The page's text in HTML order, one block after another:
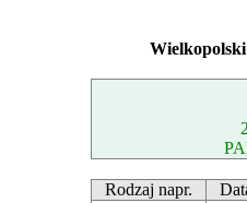
Wielkopolski
Rodzaj napr.